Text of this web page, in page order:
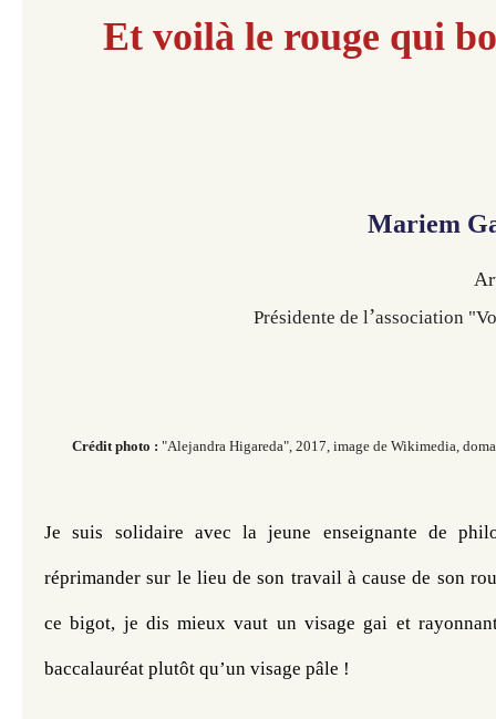
Et voilà le rouge qui
Mariem
Présidente de l’association
Crédit photo : "Alejandra Higareda", 2017, image de Wikimedia,
Je suis solidaire avec la jeune enseignante de
réprimander sur le lieu de son travail à cause de son
ce bigot, je dis mieux vaut un visage gai et
baccalauréat plutôt qu’un visage pâle !